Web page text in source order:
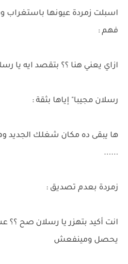
اسبلت زمردة عيونها
فهم :
ازاي يعني هنا ؟؟ بتقصد ايه يا
رسلان مجيبا" إياها بثقة :
ها يبقى ده مكان شغلك الجديد
......
زمردة بعدم تصديق :
انت أكيد بتهزر يا رسلان صح
يحصل ومينفعش